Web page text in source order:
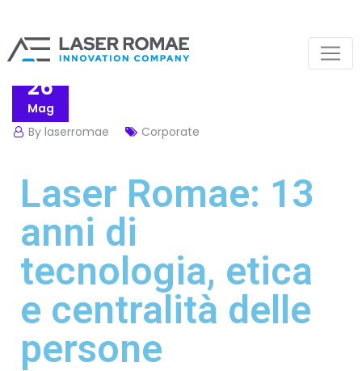
26
Mag
By laserromae
Corporate
Laser Romae: 13
anni di
tecnologia, etica
e centralità delle
persone